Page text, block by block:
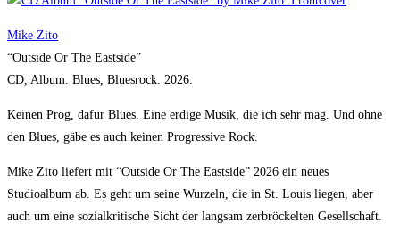
Mike Zito
“Outside Or The Eastside”
CD, Album. Blues, Bluesrock. 2026.
Keinen Prog, dafür Blues. Eine erdige Musik, die ich sehr mag. Und ohne
den Blues, gäbe es auch keinen Progressive Rock.
Mike Zito liefert mit “Outside Or The Eastside” 2026 ein neues
Studioalbum ab. Es geht um seine Wurzeln, die in St. Louis liegen, aber
auch um eine sozialkritische Sicht der langsam zerbröckelten Gesellschaft.